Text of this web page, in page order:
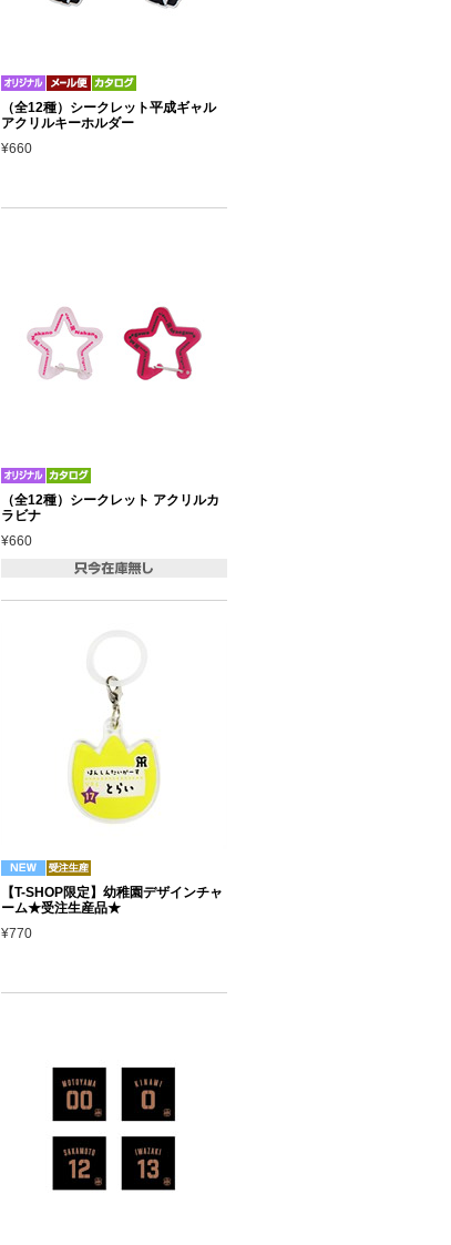
（全12種）シークレット平成ギャル
アクリルキーホルダー
¥660
（全12種）シークレット アクリルカ
ラビナ
¥660
【T-SHOP限定】幼稚園デザインチャ
ーム★受注生産品★
¥770